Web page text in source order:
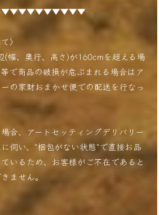
▼▼▼▼▼▼▼▼▼▼
〉
(幅、奥行、高さ)が160cmを超える場
で商品の破損が危ぶまれる場合はア
の家財おまかせ便での配送を行なっ
合、アートセッティングデリバリー
伺い、"梱包がない状態"で直接お品
いるため、お客様がご不在であると
ません。